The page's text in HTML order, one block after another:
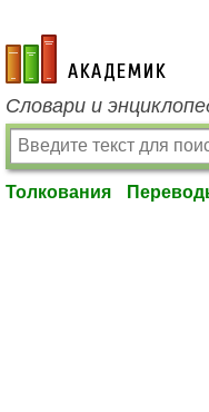
academic.ru
Словари и
Толкования